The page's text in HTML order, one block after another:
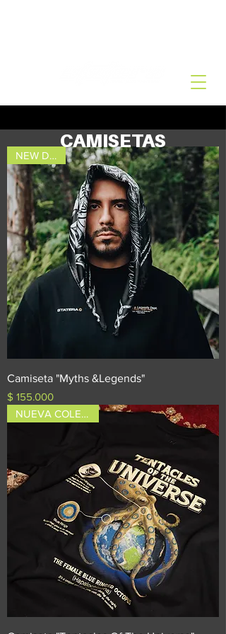
NEW DROP!
Camiseta "Myths &Legends"
Precio
$ 155.000
NUEVA COLECCIÓN
CAMISETAS